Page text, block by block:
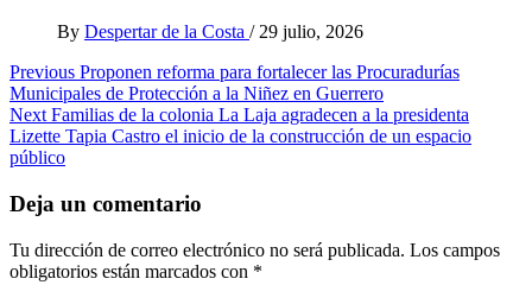
By Despertar de la Costa / 29 julio, 2026
Post
navigation
Previous Proponen reforma para fortalecer las Procuradurías
Municipales de Protección a la Niñez en Guerrero
Next Familias de la colonia La Laja agradecen a la presidenta
Lizette Tapia Castro el inicio de la construcción de un espacio
público
Deja un comentario
Tu dirección de correo electrónico no será publicada. Los campos
obligatorios están marcados con *